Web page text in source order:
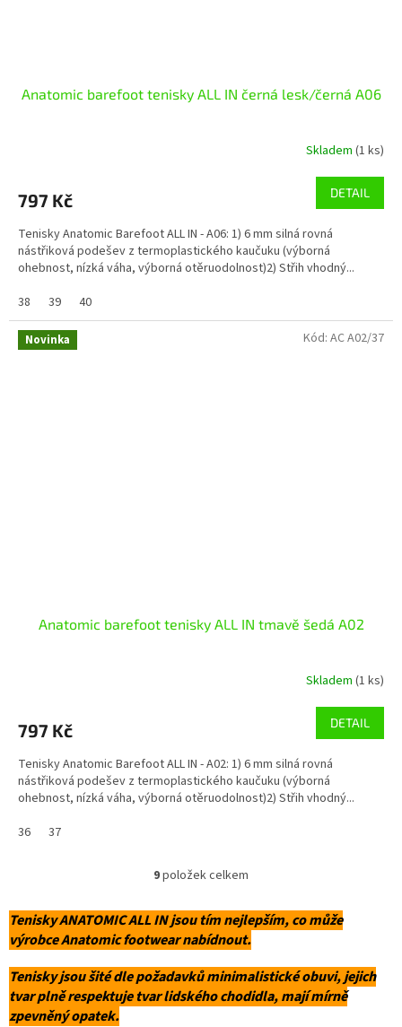
Anatomic barefoot tenisky ALL IN černá lesk/černá A06
Skladem (1 ks)
797 Kč DETAIL
Tenisky Anatomic Barefoot ALL IN - A06: 1) 6 mm silná rovná
nástřiková podešev z termoplastického kaučuku (výborná
ohebnost, nízká váha, výborná otěruodolnost)2) Střih vhodný...
38
39 40
Novinka
Anatomic barefoot tenisky ALL IN tmavě šedá A02
Skladem (1 ks)
797 Kč DETAIL
Tenisky Anatomic Barefoot ALL IN - A02: 1) 6 mm silná rovná
nástřiková podešev z termoplastického kaučuku (výborná
ohebnost, nízká váha, výborná otěruodolnost)2) Střih vhodný...
36
37
Kód: AC A02/37
O
l
á
d
a
c
í
9položek celkem
Tenisky ANATOMIC ALL IN jsou tím nejlepším, co může
výrobce Anatomic footwear nabídnout.
Tenisky jsou šité dle požadavků minimalistické obuvi, jejich
tvar plně respektuje tvar lidského chodidla, mají mírně
zpevněný opatek.